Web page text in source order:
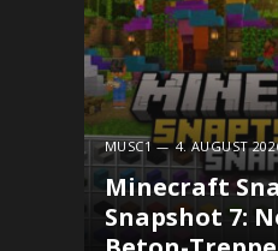
MUSC1 4. AUGUST
Minecraft
Snapshot 7: